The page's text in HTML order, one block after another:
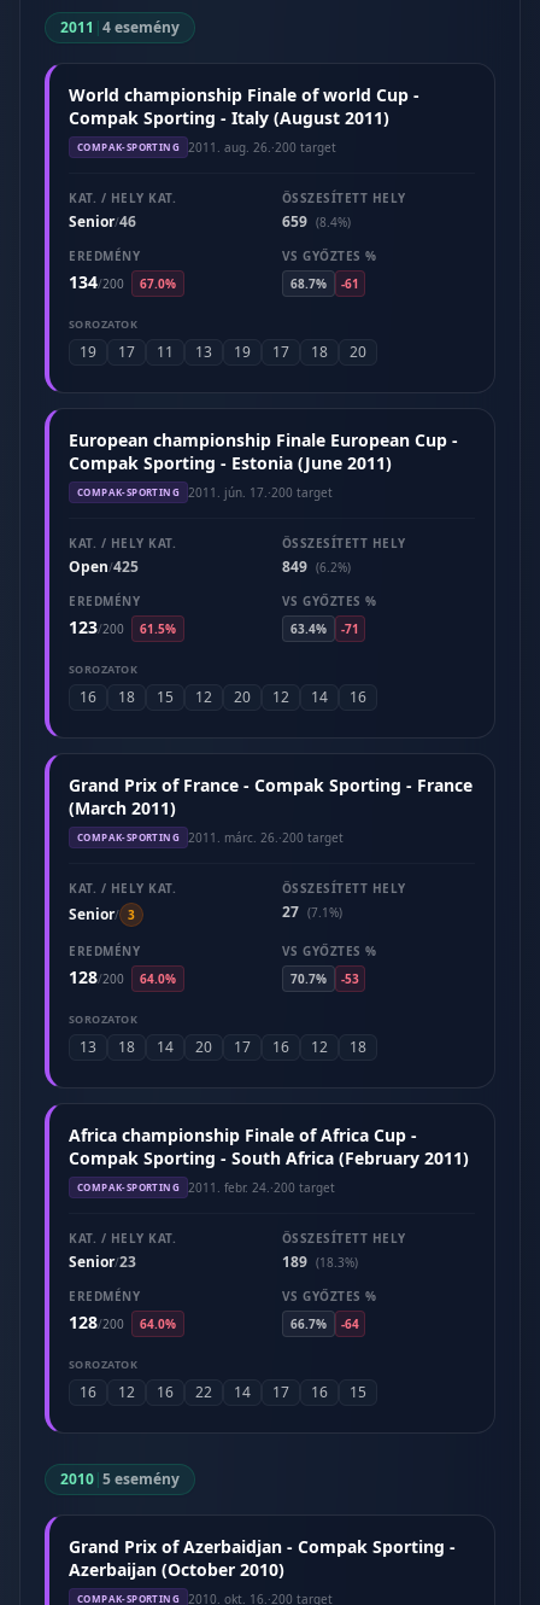
2011 |4 esemény
World championship Finale of world Cup -
Compak Sporting - Italy (August 2011)
COMPAK-SPORTING 2011. aug. 26. ·200 target
KAT. / HELY KAT.
Senior/46
ÖSSZESÍTETT HELY
659 (8.4%)
EREDMÉNY
134/200 67.0%
VS GYŐZTES %
68.7%
-61
SOROZATOK
19 17 11 13 19 17 18 20
European championship Finale European Cup -
Compak Sporting - Estonia (June 2011)
COMPAK-SPORTING 2011. jún. 17. ·200 target
KAT. / HELY KAT.
Open/425
ÖSSZESÍTETT HELY
849 (6.2%)
EREDMÉNY
123/200 61.5%
VS GYŐZTES %
63.4%
-71
SOROZATOK
16 18 15 12 20 12 14 16
Grand Prix of France - Compak Sporting - France
(March 2011)
COMPAK-SPORTING 2011. márc. 26. ·200 target
KAT. / HELY KAT.
Senior/ 3
ÖSSZESÍTETT HELY
27 (7.1%)
EREDMÉNY
128/200 64.0%
VS GYŐZTES %
70.7%
-53
SOROZATOK
13 18 14 20 17 16 12 18
Africa championship Finale of Africa Cup -
Compak Sporting - South Africa (February 2011)
COMPAK-SPORTING 2011. febr. 24. ·200 target
KAT. / HELY KAT.
Senior/23
ÖSSZESÍTETT HELY
189 (18.3%)
EREDMÉNY
128/200 64.0%
VS GYŐZTES %
66.7%
-64
SOROZATOK
16 12 16 22 14 17 16 15
2010|5 esemény
Grand Prix of Azerbaidjan - Compak Sporting -
Azerbaijan (October 2010)
COMPAK-SPORTING 2010. okt. 16. ·200 target